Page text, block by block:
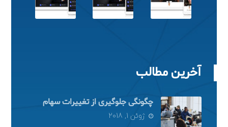
آخرین مطالب
چگونگی جلوگیری از تغییرات سهام
ژوئن 1, 2018